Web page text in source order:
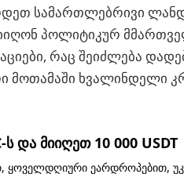
სამართლებრივი
პოლიტიკურ
რაც შეიძლება
მოთამაში ხვალინდელი
და მიიღეთ 10 000 USDT
ყოველდღიური ეარდროპებით,